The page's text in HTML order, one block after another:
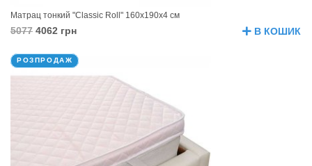
Матрац тонкий "Classic Roll" 160х190х4 см
5077 4062 грн В КОШИК
РОЗПРОДАЖ